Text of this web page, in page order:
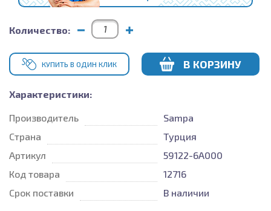
Количество:
КУПИТЬ В ОДИН КЛИК В КОРЗИНУ
Характеристики:
Производитель
Sampa
Страна
Турция
Артикул
59122-6A000
Код товара
12716
Срок поставки
В наличии